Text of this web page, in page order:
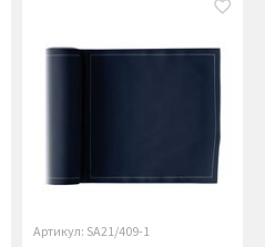
Артикул: SA21/409-1